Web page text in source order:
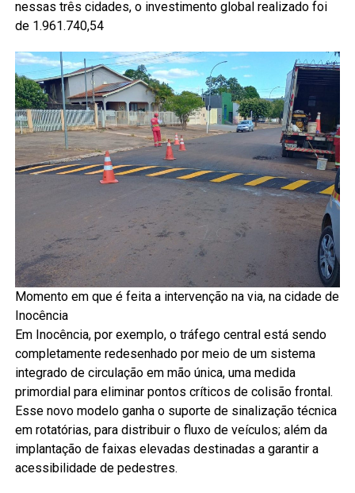
nessas três cidades, o investimento global realizado foi
de 1.961.740,54
Momento em que é feita a intervenção na via, na cidade de
Inocência
Em Inocência, por exemplo, o tráfego central está sendo
completamente redesenhado por meio de um sistema
integrado de circulação em mão única, uma medida
primordial para eliminar pontos críticos de colisão frontal.
Esse novo modelo ganha o suporte de sinalização técnica
em rotatórias, para distribuir o fluxo de veículos; além da
implantação de faixas elevadas destinadas a garantir a
acessibilidade de pedestres.